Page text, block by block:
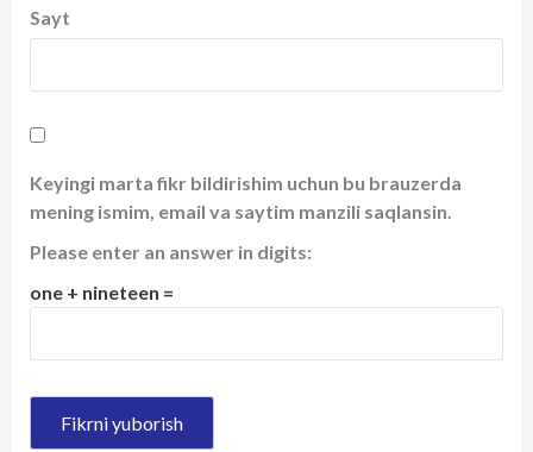
Sayt
Keyingi marta fikr bildirishim uchun bu brauzerda
mening ismim, email va saytim manzili saqlansin.
Please enter an answer in digits:
one + nineteen =